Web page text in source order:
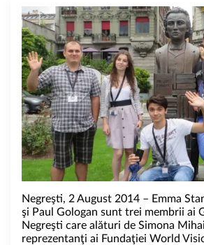
Negreşti, 2 August 2014 – Emma
şi Paul Gologan sunt trei membrii ai
Negreşti care alături de Simona
reprezentanţi ai Fundaţiei World